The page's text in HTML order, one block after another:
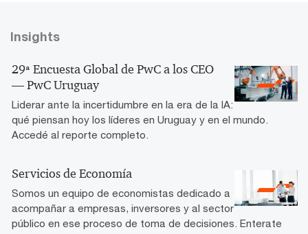
Insights
29ª Encuesta Global de PwC a los CEO
— PwC Uruguay
Liderar ante la incertidumbre en la era de la IA:
qué piensan hoy los líderes en Uruguay y en el mundo.
Accedé al reporte completo.
Servicios de Economía
Somos un equipo de economistas dedicado a
acompañar a empresas, inversores y al sector
público en ese proceso de toma de decisiones. Enterate